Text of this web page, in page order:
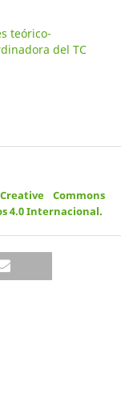
teórico-
del TC
Commons
4.0 Internacional.